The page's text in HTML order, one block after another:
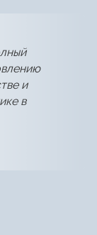
и
в